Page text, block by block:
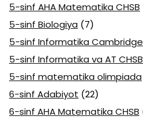
5-sinf AHA Matematika CHSB
5-sinf Biologiya (7)
5-sinf Informatika Cambridge
5-sinf Informatika va AT CHSB
5-sinf matematika olimpiada
6-sinf Adabiyot (22)
6-sinf AHA Matematika CHSB